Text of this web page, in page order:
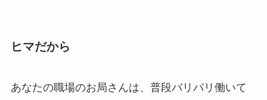
ヒマだから
あなたの職場のお局さんは、普段バリバリ働いて